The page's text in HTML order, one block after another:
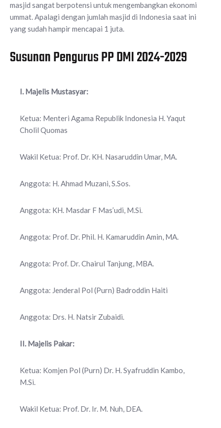
masjid sangat berpotensi untuk mengembangkan ekonomi
ummat. Apalagi dengan jumlah masjid di Indonesia saat ini
yang sudah hampir mencapai 1 juta.
Susunan Pengurus PP DMI 2024-2029
I. Majelis Mustasyar:
Ketua: Menteri Agama Republik Indonesia H. Yaqut
Cholil Quomas
Wakil Ketua: Prof. Dr. KH. Nasaruddin Umar, MA.
Anggota: H. Ahmad Muzani, S.Sos.
Anggota: KH. Masdar F Mas’udi, M.Si.
Anggota: Prof. Dr. Phil. H. Kamaruddin Amin, MA.
Anggota: Prof. Dr. Chairul Tanjung, MBA.
Anggota: Jenderal Pol (Purn) Badroddin Haiti
Anggota: Drs. H. Natsir Zubaidi.
II. Majelis Pakar:
Ketua: Komjen Pol (Purn) Dr. H. Syafruddin Kambo,
M.Si.
Wakil Ketua: Prof. Dr. Ir. M. Nuh, DEA.